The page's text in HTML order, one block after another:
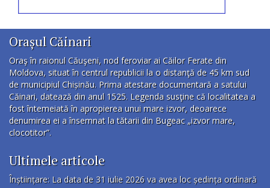
Orașul Căinari
Oraş în raionul Căuşeni, nod feroviar ai Căilor Ferate din
Moldova, situat în centrul republicii la o distanţă de 45 km sud
de municipiul Chișinău. Prima atestare documentară a satului
Căinari, datează din anul 1525. Legenda susţine că localitatea a
fost întemeiată în apropierea unui mare izvor, deoarece
denumirea ei a însemnat la tătarii din Bugeac „izvor mare,
clocotitor”.
Ultimele articole
Înștiințare: La data de 31 iulie 2026 va avea loc ședința ordinară